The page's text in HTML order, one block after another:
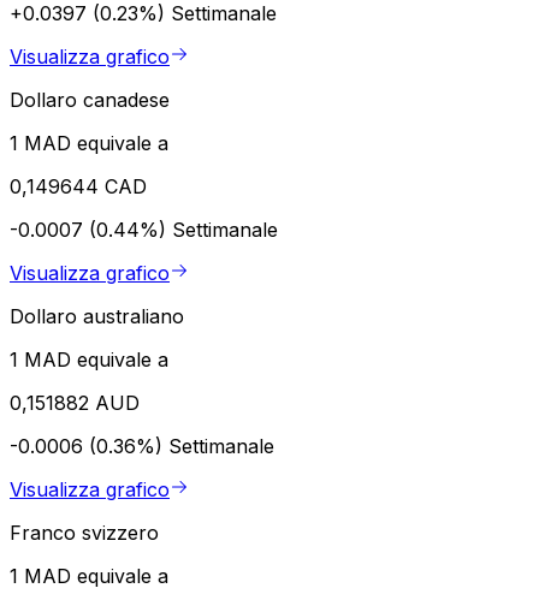
+0.0397 (0.23%) Settimanale
Visualizza grafico
Dollaro canadese
1 MAD equivale a
0,149644 CAD
-0.0007 (0.44%) Settimanale
Visualizza grafico
Dollaro australiano
1 MAD equivale a
0,151882 AUD
-0.0006 (0.36%) Settimanale
Visualizza grafico
Franco svizzero
1 MAD equivale a